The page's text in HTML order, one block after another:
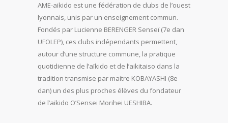
AME-aikido est une fédération de clubs de l’ouest
lyonnais, unis par un enseignement commun.
Fondés par Lucienne BERENGER Senseï (7e dan
UFOLEP), ces clubs indépendants permettent,
autour d’une structure commune, la pratique
quotidienne de l’aïkido et de l’aikitaiso dans la
tradition transmise par maitre KOBAYASHI (8e
dan) un des plus proches élèves du fondateur
de l’aikido O’Sensei Morihei UESHIBA.